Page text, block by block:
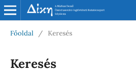
Főoldal / Keresés
Keresés